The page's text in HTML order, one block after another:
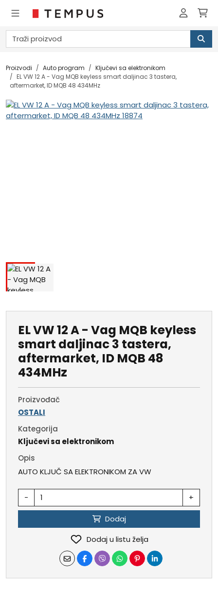
Proizvodi Auto program
Ključevi sa elektronikom
EL VW 12 A - Vag MQB keyless smart daljinac 3 tastera,
aftermarket, ID MQB 48 434MHz
EL VW 12 A - Vag MQB keyless
smart daljinac 3 tastera,
aftermarket, ID MQB 48
434MHz
Proizvođač
OSTALI
Kategorija
Ključevi sa elektronikom
Opis
AUTO KLJUČ SA ELEKTRONIKOM ZA VW
- +
Dodaj
Dodaj u listu želja